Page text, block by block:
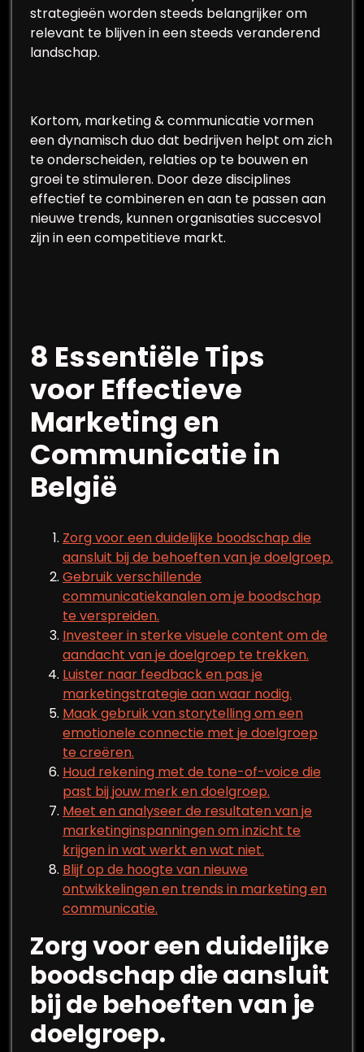
strategieën worden steeds belangrijker om
relevant te blijven in een steeds veranderend
landschap.
Kortom, marketing & communicatie vormen
een dynamisch duo dat bedrijven helpt om zich
te onderscheiden, relaties op te bouwen en
groei te stimuleren. Door deze disciplines
effectief te combineren en aan te passen aan
nieuwe trends, kunnen organisaties succesvol
zijn in een competitieve markt.
8 Essentiële Tips
voor Effectieve
Marketing en
Communicatie in
België
Zorg voor een duidelijke boodschap die
aansluit bij de behoeften van je doelgroep.
Gebruik verschillende
communicatiekanalen om je boodschap
te verspreiden.
Investeer in sterke visuele content om de
aandacht van je doelgroep te trekken.
Luister naar feedback en pas je
marketingstrategie aan waar nodig.
Maak gebruik van storytelling om een
emotionele connectie met je doelgroep
te creëren.
Houd rekening met de tone-of-voice die
past bij jouw merk en doelgroep.
Meet en analyseer de resultaten van je
marketinginspanningen om inzicht te
krijgen in wat werkt en wat niet.
Blijf op de hoogte van nieuwe
ontwikkelingen en trends in marketing en
communicatie.
Zorg voor een duidelijke
boodschap die aansluit
bij de behoeften van je
doelgroep.